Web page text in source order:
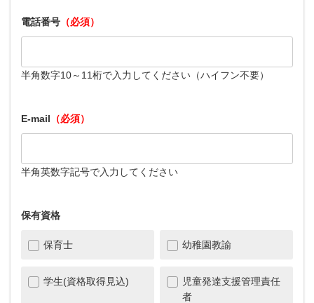
電話番号 （必須）
半角数字10～11桁で入力してください（ハイフン不要）
E-mail （必須）
半角英数字記号で入力してください
保有資格
保育士 幼稚園教諭
学生(資格取得見込)
児童発達支援管理責任
者